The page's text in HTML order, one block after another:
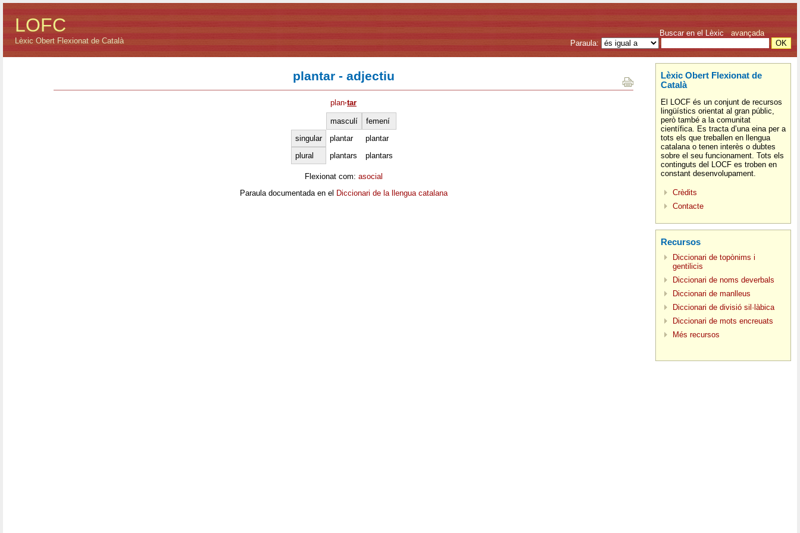
LOFC
Lèxic Obert Flexionat de Català
Buscar en el Lèxic avançada
Paraula:
plantar - adjectiu
plan·tar
masculí
femení
singular
plantar
plantar
plural
plantars plantars
Flexionat com: asocial
Paraula documentada en el Diccionari de la llengua catalana
Lèxic Obert Flexionat de
Català
El LOCF és un conjunt de recursos
lingüístics orientat al gran públic,
però també a la comunitat
científica. Es tracta d’una eina per a
tots els que treballen en llengua
catalana o tenen interès o dubtes
sobre el seu funcionament. Tots els
continguts del LOCF es troben en
constant desenvolupament.
Crèdits
Contacte
Recursos
Diccionari de topònims i
gentilicis
Diccionari de noms deverbals
Diccionari de manlleus
Diccionari de divisió sil·làbica
Diccionari de mots encreuats
Més recursos